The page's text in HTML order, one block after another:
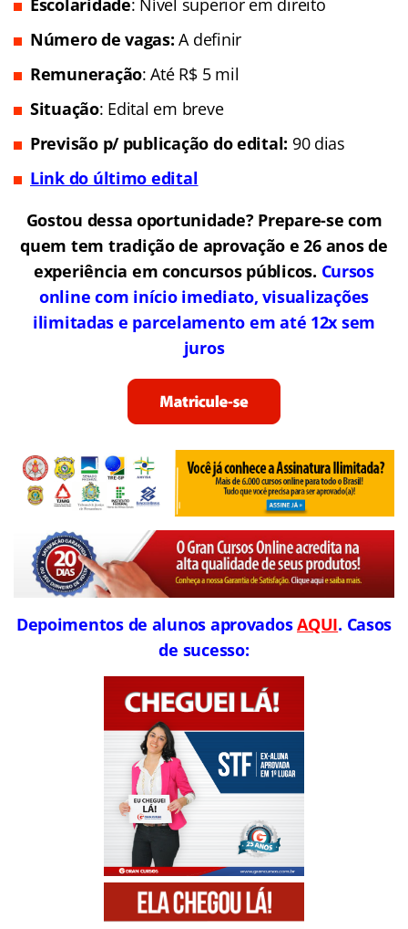
Número de vagas:A definir
Remuneração: Até R$ 5 mil
Situação: Edital em breve
Previsão p/ publicação do edital: 90 dias
Link do último edital
Gostou dessa oportunidade? Prepare-se com
quem tem tradição de aprovação e 26 anos de
experiência em concursos públicos. Cursos
online com início imediato, visualizações
ilimitadas e parcelamento em até 12x sem
juros
Depoimentos de alunos aprovadosAQUI. Casos
de sucesso: